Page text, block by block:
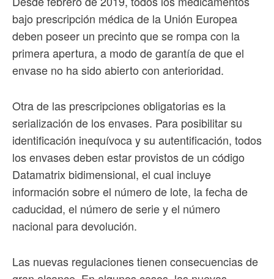
bajo prescripción médica de la Unión Europea
deben poseer un precinto que se rompa con la
primera apertura, a modo de garantía de que el
envase no ha sido abierto con anterioridad.
Otra de las prescripciones obligatorias es la
serialización de los envases. Para posibilitar su
identificación inequívoca y su autentificación, todos
los envases deben estar provistos de un código
Datamatrix bidimensional, el cual incluye
información sobre el número de lote, la fecha de
caducidad, el número de serie y el número
nacional para devolución.
Las nuevas regulaciones tienen consecuencias de